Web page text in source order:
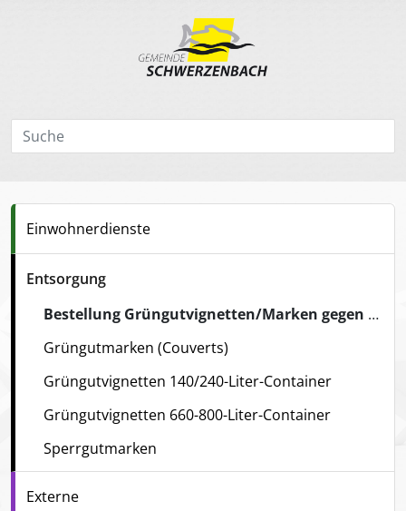
Einwohnerdienste
Entsorgung
Bestellung Grüngutvignetten/Marken gegen Rechnung
Grüngutmarken (Couverts)
Grüngutvignetten 140/240-Liter-Container
Grüngutvignetten 660-800-Liter-Container
Sperrgutmarken
Externe